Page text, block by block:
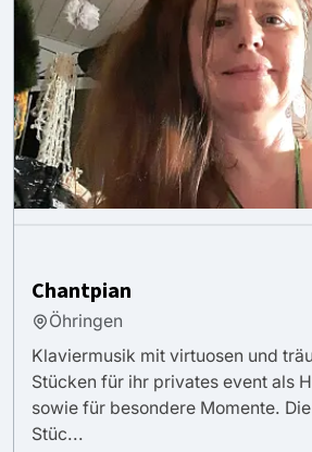
Chantpian
Öhringen
Klaviermusik mit virtuosen und
Stücken für ihr privates event als
sowie für besondere Momente.
Stüc...